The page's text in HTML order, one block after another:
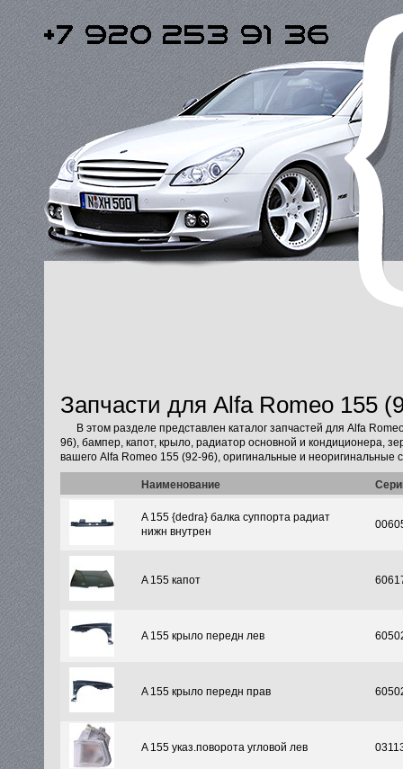
Запчасти для Alfa Romeo 155
В этом разделе представлен каталог запчастей для Alfa
96), бампер, капот, крыло, радиатор основной и кондиционера,
вашего Alfa Romeo 155 (92-96), оригинальные и неоригинальные
Наименование
A 155 {dedra} балка суппорта радиат
нижн внутрен
A 155 капот
A 155 крыло передн лев
A 155 крыло передн прав
A 155 указ.поворота угловой лев